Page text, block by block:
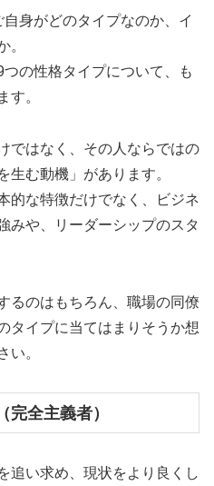
身がどのタイプなのか、イ
。
の性格タイプについて、も
す。
ではなく、その人ならではの
生む動機」があります。
的な特徴だけでなく、ビジネ
みや、リーダーシップのスタ
るのはもちろん、職場の同僚
タイプに当てはまりそうか想
い。
完全主義者）
追い求め、現状をより良くし